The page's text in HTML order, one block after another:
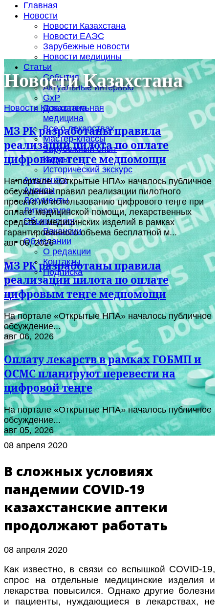
Главная
Новости
Новости Казахстана
Новости ЕАЭС
Зарубежные новости
Новости медицины
Статьи
События
Актуальные интервью
GxP
Доказательная
медицина
Все о лекарствах
Мастер-классы
Зарубежный опыт
Кадры
Исторический экскурс
Аналитика
Анонсы
Документы
Литература
Объявления
Вакансии
Об издании
О редакции
Контакты
Подписка
Новости Казахстана
Новости Казахстана
МЗ РК разработаны правила
реализации пилота по оплате
цифровым теңге медпомощи
На портале «Открытые НПА» началось публичное
обсуждение правил реализации пилотного
проекта по использованию цифрового теңге при
оплате медицинской помощи, лекарственных
средств и медицинских изделий в рамках
гарантированного объема бесплатной м...
авг 06, 2026
МЗ РК разработаны правила
реализации пилота по оплате
цифровым теңге медпомощи
На портале «Открытые НПА» началось публичное
обсуждение...
авг 06, 2026
Оплату лекарств в рамках ГОБМП и
ОСМС планируют перевести на
цифровой теңге
На портале «Открытые НПА» началось публичное
обсуждение...
авг 05, 2026
08 апреля 2020
В сложных условиях
пандемии COVID-19
казахстанские аптеки
продолжают работать
08 апреля 2020
Как известно, в связи со вспышкой COVID-19,
спрос на отдельные медицинские изделия и
лекарства повысился. Однако другие болезни
и пациенты, нуждающиеся в лекарствах, не